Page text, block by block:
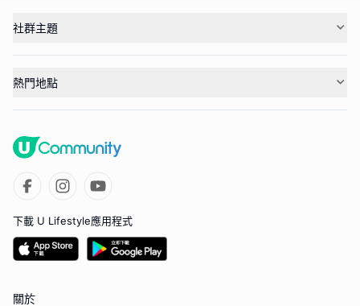
社群主題
熱門地點
下載 U Lifestyle應用程式
關於